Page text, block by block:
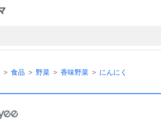
食品 野菜 香味野菜 にんにく